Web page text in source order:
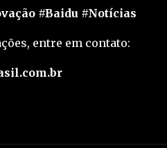
#Baidu #Notícias
entre em contato: